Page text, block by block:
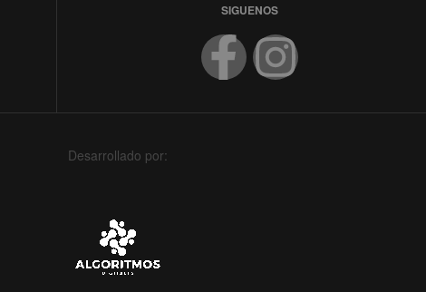
SIGUENOS
Desarrollado por: